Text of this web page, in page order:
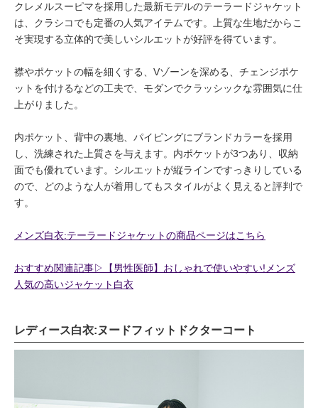
クレメルスーピマを採用した最新モデルのテーラードジャケット
は、クラシコでも定番の人気アイテムです。上質な生地だからこ
そ実現する立体的で美しいシルエットが好評を得ています。
襟やポケットの幅を細くする、Vゾーンを深める、チェンジポケ
ットを付けるなどの工夫で、モダンでクラッシックな雰囲気に仕
上がりました。
内ポケット、背中の裏地、パイピングにブランドカラーを採用
し、洗練された上質さを与えます。内ポケットが3つあり、収納
面でも優れています。シルエットが縦ラインですっきりしている
ので、どのような人が着用してもスタイルがよく見えると評判で
す。
メンズ白衣:テーラードジャケットの商品ページはこちら
おすすめ関連記事▷【男性医師】おしゃれで使いやすい!メンズ
人気の高いジャケット白衣
レディース白衣:ヌードフィットドクターコート